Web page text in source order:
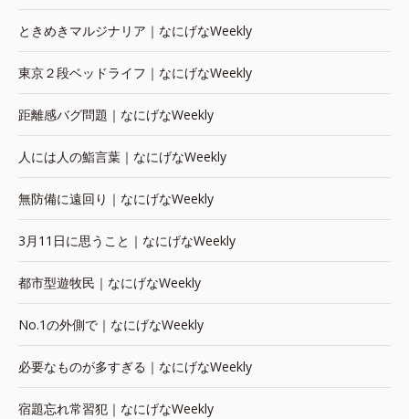
ときめきマルジナリア｜なにげなWeekly
東京２段ベッドライフ｜なにげなWeekly
距離感バグ問題｜なにげなWeekly
人には人の鮨言葉｜なにげなWeekly
無防備に遠回り｜なにげなWeekly
3月11日に思うこと｜なにげなWeekly
都市型遊牧民｜なにげなWeekly
No.1の外側で｜なにげなWeekly
必要なものが多すぎる｜なにげなWeekly
宿題忘れ常習犯｜なにげなWeekly